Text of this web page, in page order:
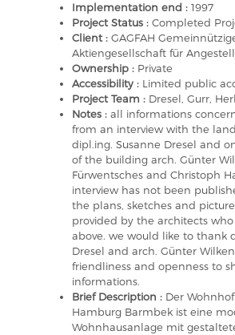
Implementation end : 1997
Project Status : Completed
Client : GAGFAH
Aktiengesellschaft für
Ownership : Private
Accessibility : Limited public
Project Team : Dresel, Gurr,
Notes : all informations
from an interview with the
dipl.ing. Susanne Dresel and
of the building arch. Günter
Fürwentsches and Christoph
interview has not been
the plans, sketches and
provided by the architects
above. we would like to thank
Dresel and arch. Günter
friendliness and openness to
informations.
Brief Description : Der
Hamburg Barmbek ist eine
Wohnhausanlage mit